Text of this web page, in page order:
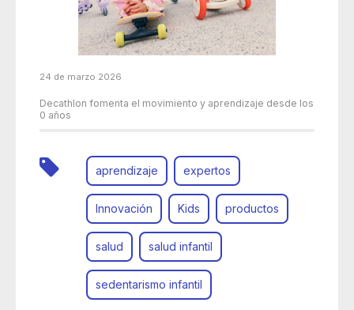
24 de marzo 2026
Decathlon fomenta el movimiento y aprendizaje desde los
0 años
aprendizaje expertos
Innovación Kids productos
salud salud infantil
sedentarismo infantil